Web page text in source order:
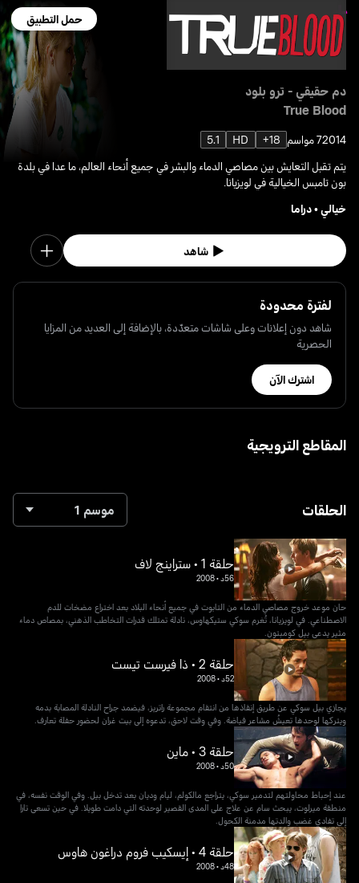
حمل التطبيق
دم حقيقي - ترو بلود
True Blood
20147 مواسم 18+
HD
5.1
يتم تقبل التعايش بين مصاصي الدماء والبشر في جميع أنحاء العالم، ما عدا في بلدة
بون تامبس الخيالية في لويزيانا.
خيالي •دراما
شاهد
لفترة محدودة
شاهد دون إعلانات وعلى شاشات متعدّدة، بالإضافة إلى العديد من المزايا
الحصرية
اشترك الآن
المقاطع الترويجية
الحلقات موسم 1
حلقة 1 • ستراينج لاف
56د •
2008
حان موعد خروج مصاصي الدماء من التابوت في جميع أنحاء البلاد بعد اختراع مضخات للدم
الاصطناعي. في لويزيانا، تُغرم سوكي ستيكهاوس، نادلة تمتلك قدرات التخاطب الذهني، بمصاص دماء
مثير يدعى بيل كومبتون.
حلقة 2 • ذا فيرست تيست
52د •
2008
يجازي بيل سوكي عن طريق إنقاذها من انتقام مجموعة راتريز، فيضمد جراح النادلة المصابة بدمه
ويتركها لوحدها تعيشُ مشاعر فياضة. وفي وقت لاحق، تدعوه إلى بيت غران لحضور حفلة تعارف.
حلقة 3 • ماين
50د •
2008
عند إحباط محاولتهم لتدمير سوكي، يتراجع مالكولم، ليام وديان بعد تدخل بيل. وفي الوقت نفسه، في
منطقة ميرلوت، يبحث سام عن علاج على المدى القصير لوحدته التي دامت طويلا. في حين تسعى تارا
إلى تفادي غضب والدتها مدمنة الكحول.
حلقة 4 • إيسكيب فروم دراغون هاوس
48د •
2008